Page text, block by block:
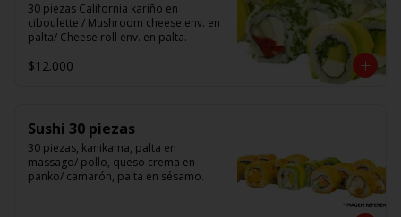
30 piezas California kariño en
ciboulette / Mushroom cheese env. en
palta/ Cheese roll env. en palta.
$12.000
Sushi 30 piezas
30 piezas, kanikama, palta en
massago/ pollo, queso crema en
panko/ camarón, palta en sésamo.